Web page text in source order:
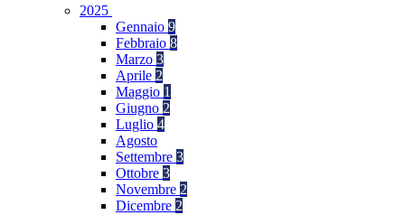
2025
Gennaio 9
Febbraio 8
Marzo 3
Aprile 2
Maggio 1
Giugno 2
Luglio 4
Agosto
Settembre 3
Ottobre 3
Novembre 2
Dicembre 2